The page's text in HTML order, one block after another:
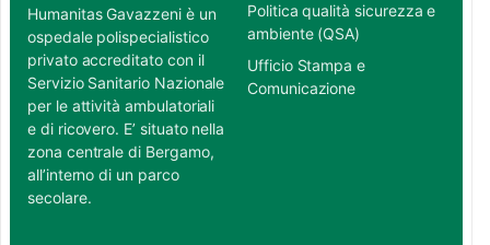
Humanitas Gavazzeni è un
ospedale polispecialistico
privato accreditato con il
Servizio Sanitario Nazionale
per le attività ambulatoriali
e di ricovero. E’ situato nella
zona centrale di Bergamo,
all’interno di un parco
secolare.
Politica qualità sicurezza e
ambiente (QSA)
Ufficio Stampa e
Comunicazione